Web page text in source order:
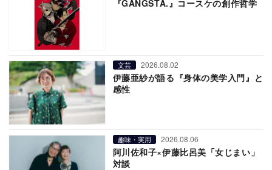
『GANGSTA.』コースケの創作哲学
文芸 2026.08.02
伊藤亜紗が語る『身体の美学入門』と
感性
趣味・実用 2026.08.06
阿川佐和子×伊藤比呂美「女じまい」
対談